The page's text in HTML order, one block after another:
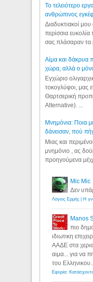
Το τελειότερο
ανθρώπινος
Διαδυκτιακοί μου
περίσσια
σας πλάσαραν τα
Αίμα και δάκρυα
χώρα, αλλά ο
Εγχώριο
τοκογλύφοι, μας
Θαρτσερική
Alternative). ...
Μνημόνια: Ποια
δάνεισαν, πού
Μιας και
μνημόνιο , ας
προηγούμενα
Mic Mic
Δεν
Manos
πιο
ιδιωτικη
ΑΑΔΕ στα
αιμα... για να
του